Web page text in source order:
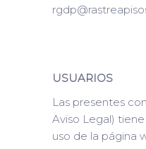
USUARIOS
Las presentes
Aviso Legal)
uso de la página